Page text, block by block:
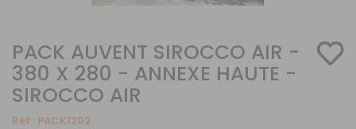
PACK AUVENT SIROCCO AIR -
380 X 280 - ANNEXE HAUTE -
SIROCCO AIR
Réf : PACK1202